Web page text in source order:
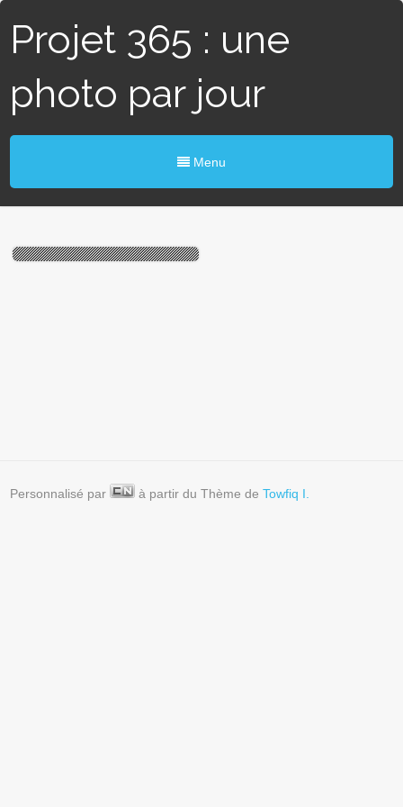
Projet 365 : une
photo par jour
Menu
Personnalisé par à partir du Thème deTowfiq I.